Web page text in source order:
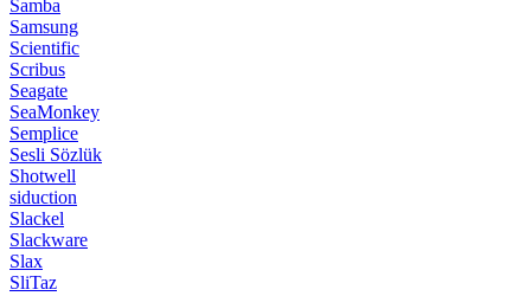
Samba
Samsung
Scientific
Scribus
Seagate
SeaMonkey
Semplice
Sesli Sözlük
Shotwell
siduction
Slackel
Slackware
Slax
SliTaz